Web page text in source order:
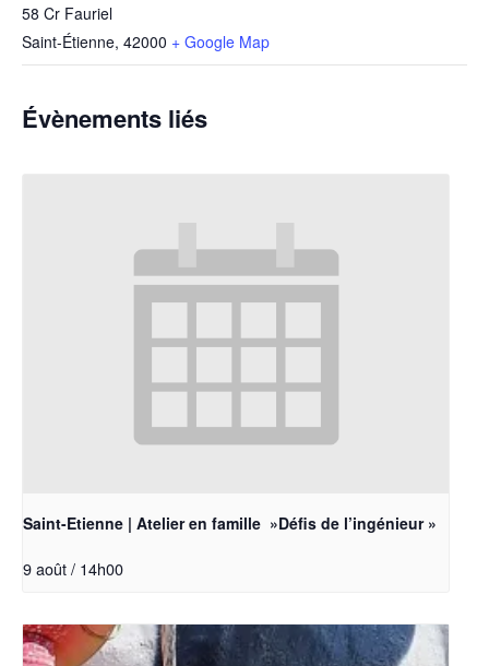
58 Cr Fauriel
Saint-Étienne, 42000 + Google Map
Évènements liés
Saint-Etienne | Atelier en famille »Défis de l’ingénieur »
9 août / 14h00